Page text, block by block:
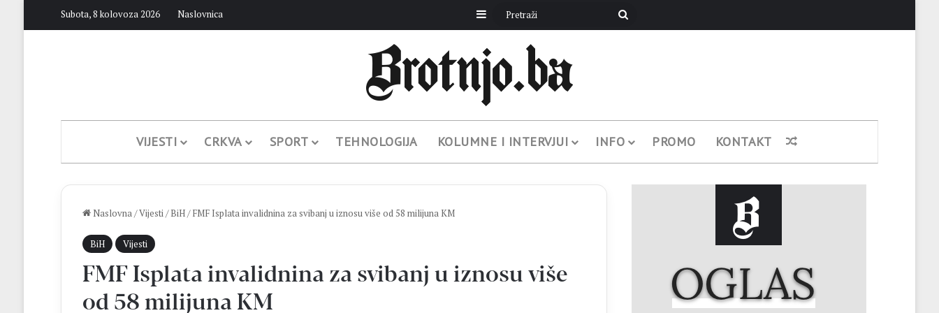
Subota, 8 kolovoza 2026 Naslovnica Sidebar Pretraži
VIJESTI CRKVA SPORT TEHNOLOGIJA KOLUMNE I INTERVJUI INFO PROMO KONTAKT Nasumični članak
Naslovna/Vijesti/ BiH/ FMF Isplata invalidnina za svibanj u iznosu više od 58 milijuna KM
BiH Vijesti
FMF Isplata invalidnina za svibanj u iznosu više
od 58 milijuna KM